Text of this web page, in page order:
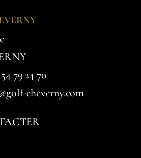
79 24 70
cheverny.com